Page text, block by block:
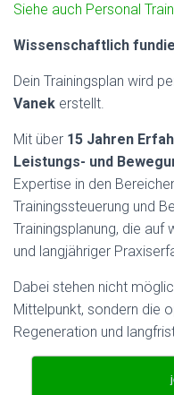
Siehe auch Personal
Wissenschaftlich
Dein Trainingsplan wird
Vanek erstellt.
Mit über 15 Jahren
Leistungs- und
Expertise in den
Trainingssteuerung und
Trainingsplanung, die auf
und langjähriger
Dabei stehen nicht
Mittelpunkt, sondern die
Regeneration und